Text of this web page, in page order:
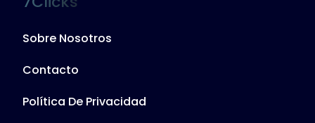
Sobre Nosotros
Contacto
Política De Privacidad